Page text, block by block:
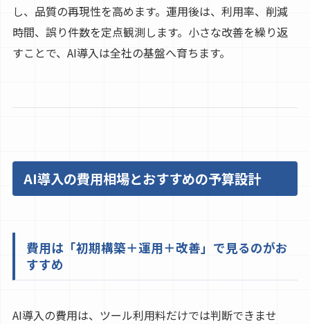
し、品質の再現性を高めます。運用後は、利用率、削減
時間、誤り件数を定点観測します。小さな改善を繰り返
すことで、AI導入は全社の基盤へ育ちます。
AI導入の費用相場とおすすめの予算設計
費用は「初期構築＋運用＋改善」で見るのがお
すすめ
AI導入の費用は、ツール利用料だけでは判断できませ